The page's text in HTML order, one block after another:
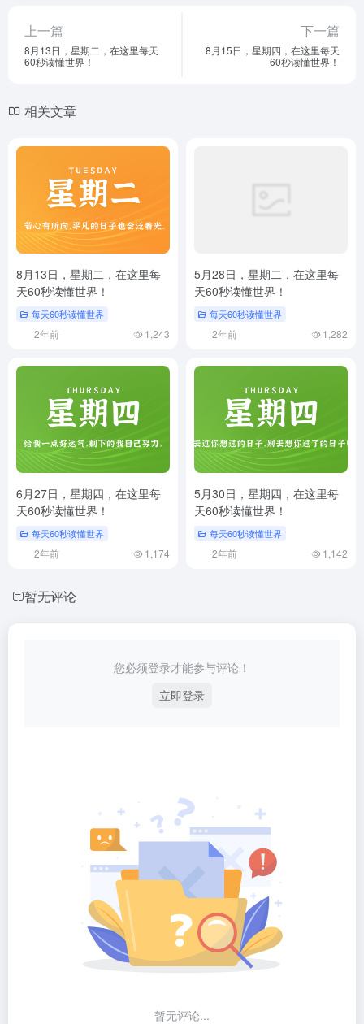
上一篇
8月13日，星期二，在这里每天
60秒读懂世界！
下一篇
8月15日，星期四，在这里每天
60秒读懂世界！
相关文章
8月13日，星期二，在这里每
天60秒读懂世界！
每天60秒读懂世界
2年前 1,243
5月28日，星期二，在这里每
天60秒读懂世界！
每天60秒读懂世界
2年前 1,282
6月27日，星期四，在这里每
天60秒读懂世界！
每天60秒读懂世界
2年前 1,174
5月30日，星期四，在这里每
天60秒读懂世界！
每天60秒读懂世界
2年前 1,142
暂无评论
您必须登录才能参与评论！
立即登录
暂无评论...